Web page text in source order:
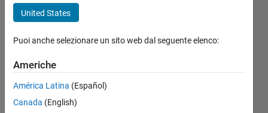
evaluating a single root of a
Robby Ching
(1,93 KB)
97 download
United States
Puoi anche selezionare un sito web dal seguente elenco:
Americhe
América Latina (Español)
Canada (English)